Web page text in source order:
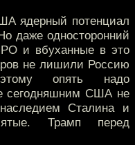
ядерный потенциал
даже односторонний
и вбуханные в это
не лишили Россию
опять надо
сегодняшним США не
Сталина и
Трамп перед